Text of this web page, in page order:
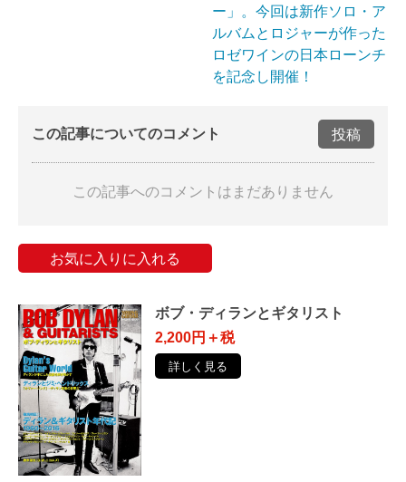
ー」。今回は新作ソロ・ア
ルバムとロジャーが作った
ロゼワインの日本ローンチ
を記念し開催！
この記事についてのコメント 投稿
この記事へのコメントはまだありません
お気に入りに入れる
ボブ・ディランとギタリスト
2,200円＋税
詳しく見る